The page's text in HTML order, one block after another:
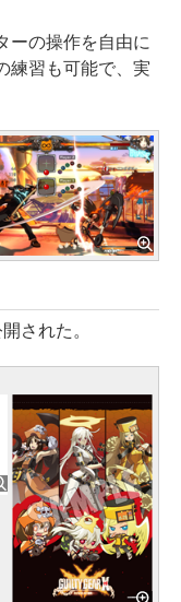
ーの操作を自由に
練習も可能で、実
された。